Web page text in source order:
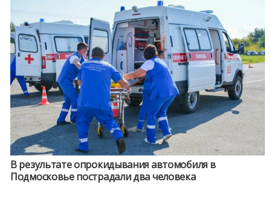
В результате опрокидывания автомобиля в
Подмосковье пострадали два человека